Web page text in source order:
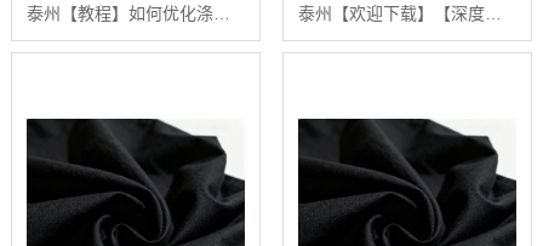
泰州【教程】如何优化涤棉面料的生产流程：陕西秦塬纺织的实践指南【很重要?】 泰州【欢迎下载】【深度解析】2024年涤棉面料品质排行榜与选购指南【很重要?】